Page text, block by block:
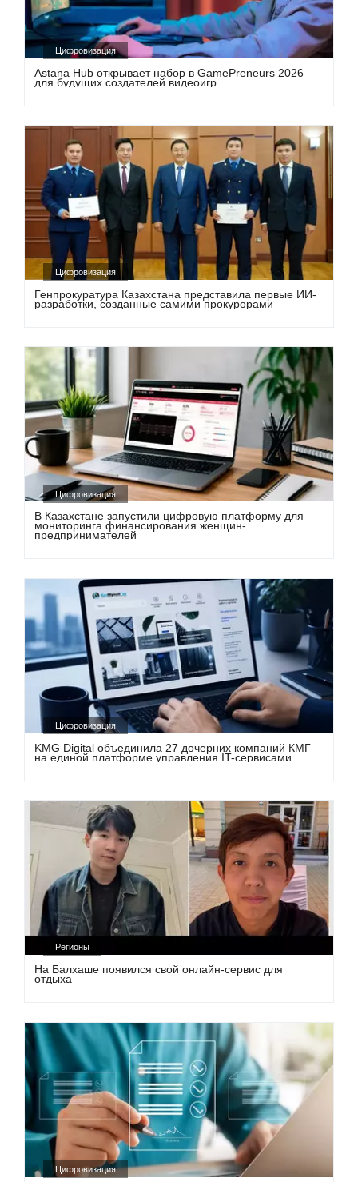
Цифровизация
Astana Hub открывает набор в GamePreneurs 2026
для будущих создателей видеоигр
Цифровизация
Генпрокуратура Казахстана представила первые ИИ-
разработки, созданные самими прокурорами
Цифровизация
В Казахстане запустили цифровую платформу для
мониторинга финансирования женщин-
предпринимателей
Цифровизация
KMG Digital объединила 27 дочерних компаний КМГ
на единой платформе управления IT-сервисами
Регионы
На Балхаше появился свой онлайн-сервис для
отдыха
Цифровизация